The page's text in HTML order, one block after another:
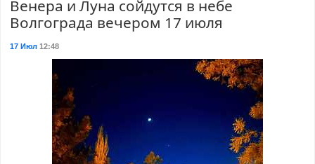
Венера и Луна сойдутся в небе
Волгограда вечером 17 июля
17 Июл12:48